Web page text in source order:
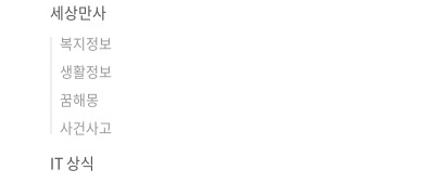
세상만사
복지정보
생활정보
꿈해몽
사건사고
IT 상식